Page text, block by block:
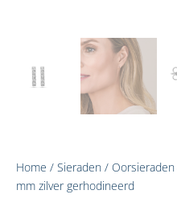
Home / Sieraden / Oorsieraden
mm zilver gerhodineerd